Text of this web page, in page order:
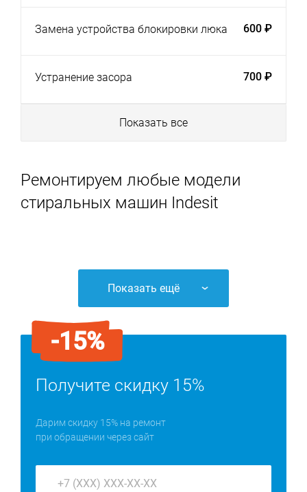
Замена устройства блокировки люка 600 ₽
Устранение засора 700 ₽
Показать все
Ремонтируем любые модели
стиральных машин Indesit
Показать ещё
-15%
Получите скидку 15%
Дарим скидку 15% на ремонт
при обращении через сайт